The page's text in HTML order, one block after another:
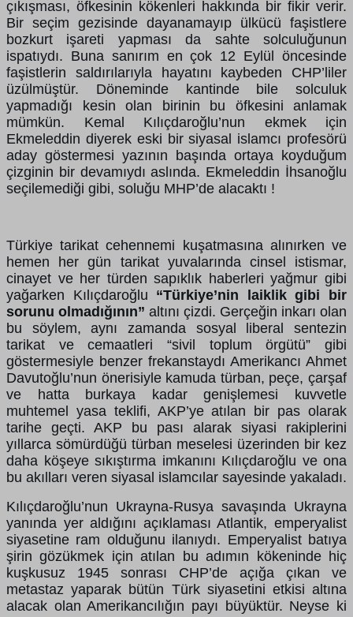
çıkışması, öfkesinin kökenleri hakkında bir fikir verir.
Bir seçim gezisinde dayanamayıp ülkücü faşistlere
bozkurt işareti yapması da sahte solculuğunun
ispatıydı. Buna sanırım en çok 12 Eylül öncesinde
faşistlerin saldırılarıyla hayatını kaybeden CHP’liler
üzülmüştür. Döneminde kantinde bile solculuk
yapmadığı kesin olan birinin bu öfkesini anlamak
mümkün. Kemal Kılıçdaroğlu’nun ekmek için
Ekmeleddin diyerek eski bir siyasal islamcı profesörü
aday göstermesi yazının başında ortaya koyduğum
çizginin bir devamıydı aslında. Ekmeleddin İhsanoğlu
seçilemediği gibi, soluğu MHP’de alacaktı !
Türkiye tarikat cehennemi kuşatmasına alınırken ve
hemen her gün tarikat yuvalarında cinsel istismar,
cinayet ve her türden sapıklık haberleri yağmur gibi
yağarken Kılıçdaroğlu “Türkiye’nin laiklik gibi bir
sorunu olmadığının” altını çizdi. Gerçeğin inkarı olan
bu söylem, aynı zamanda sosyal liberal sentezin
tarikat ve cemaatleri “sivil toplum örgütü” gibi
göstermesiyle benzer frekanstaydı Amerikancı Ahmet
Davutoğlu’nun önerisiyle kamuda türban, peçe, çarşaf
ve hatta burkaya kadar genişlemesi kuvvetle
muhtemel yasa teklifi, AKP’ye atılan bir pas olarak
tarihe geçti. AKP bu pası alarak siyasi rakiplerini
yıllarca sömürdüğü türban meselesi üzerinden bir kez
daha köşeye sıkıştırma imkanını Kılıçdaroğlu ve ona
bu akılları veren siyasal islamcılar sayesinde yakaladı.
Kılıçdaroğlu’nun Ukrayna-Rusya savaşında Ukrayna
yanında yer aldığını açıklaması Atlantik, emperyalist
siyasetine ram olduğunu ilanıydı. Emperyalist batıya
şirin gözükmek için atılan bu adımın kökeninde hiç
kuşkusuz 1945 sonrası CHP’de açığa çıkan ve
metastaz yaparak bütün Türk siyasetini etkisi altına
alacak olan Amerikancılığın payı büyüktür. Neyse ki